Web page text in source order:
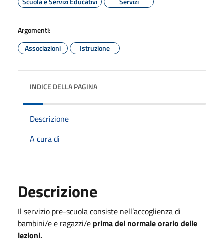
Argomenti:
Associazioni
Istruzione
INDICE DELLA PAGINA
Descrizione
A cura di
Descrizione
Il servizio pre-scuola consiste nell’accoglienza di
bambini/e e ragazzi/e prima del normale orario delle
lezioni.